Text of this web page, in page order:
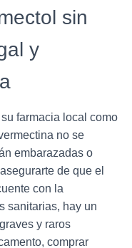
sin
y
farmacia local como
no se
embarazadas o
de que el
con la
sanitarias, hay un
y raros
comprar